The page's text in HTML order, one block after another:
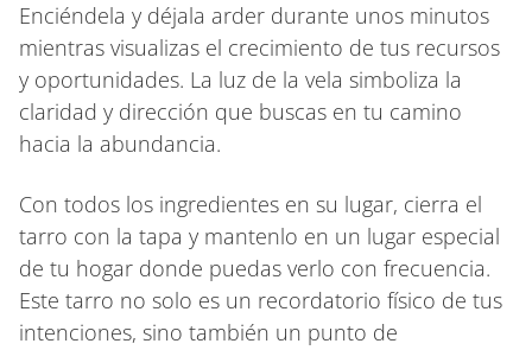
Enciéndela y déjala arder durante unos minutos
mientras visualizas el crecimiento de tus recursos
y oportunidades. La luz de la vela simboliza la
claridad y dirección que buscas en tu camino
hacia la abundancia.
Con todos los ingredientes en su lugar, cierra el
tarro con la tapa y mantenlo en un lugar especial
de tu hogar donde puedas verlo con frecuencia.
Este tarro no solo es un recordatorio físico de tus
intenciones, sino también un punto de